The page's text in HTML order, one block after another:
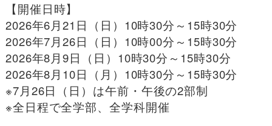
【開催日時】
2026年6月21日（日）10時30分～15時30分
2026年7月26日（日）10時00分～15時30分
2026年8月9日（日）10時30分～15時30分
2026年8月10日（月）10時30分～15時30分
※7月26日（日）は午前・午後の2部制
※全日程で全学部、全学科開催